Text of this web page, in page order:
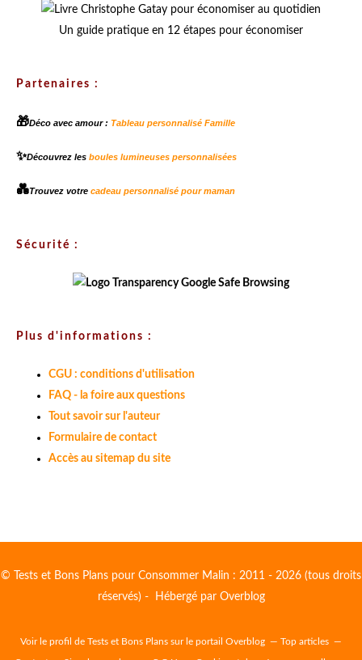
Un guide pratique en 12 étapes pour économiser
Partenaires :
🎁Déco avec amour : Tableau personnalisé Famille
✨Découvrez les boules lumineuses personnalisées
💑Trouvez votre cadeau personnalisé pour maman
Sécurité :
Plus d'informations :
CGU : conditions d'utilisation
FAQ - la foire aux questions
Tout savoir sur l'auteur
Formulaire de contact
Accès au sitemap du site
© Tests et Bons Plans pour Consommer Malin : 2011 - 2026 (tous droits
réservés) - Hébergé par Overblog
Voir le profil de Tests et Bons Plans sur le portail Overblog Top articles